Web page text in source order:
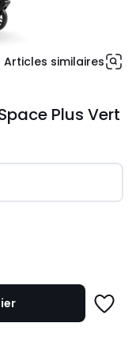
Articles similaires
Plus Vert